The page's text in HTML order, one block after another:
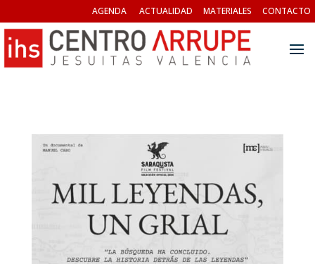
AGENDA ACTUALIDAD MATERIALES CONTACTO